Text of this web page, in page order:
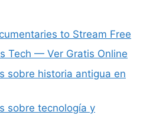
to Stream Free
Tech — Ver Gratis Online
sobre historia antigua en
sobre tecnología y